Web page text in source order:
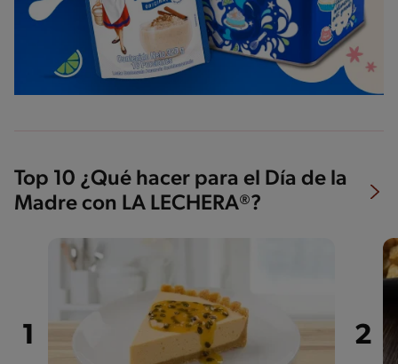
Top 10 ¿Qué hacer para el Día de la
Madre con LA LECHERA®?